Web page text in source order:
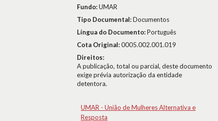
Fundo:UMAR
Tipo Documental:Documentos
Língua do Documento:Português
Cota Original:0005.002.001.019
Direitos:
A publicação, total ou parcial, deste documento
exige prévia autorização da entidade
detentora.
UMAR - União de Mulheres Alternativa e
Resposta